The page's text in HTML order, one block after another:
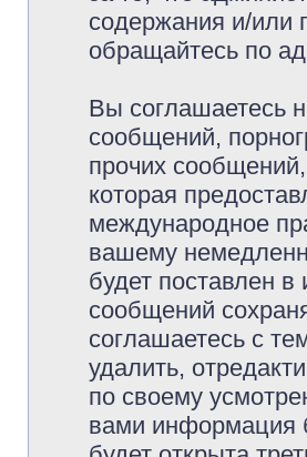
содержания и/или
обращайтесь по
Вы соглашаетесь
сообщений,
прочих
которая
международное
вашему
будет поставлен
сообщений
соглашаетесь с
удалить,
по своему
вами информация